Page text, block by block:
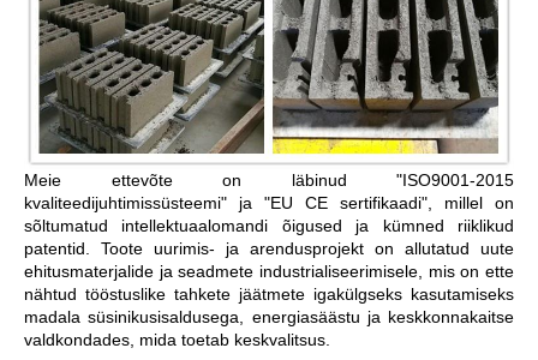
Meie ettevõte on läbinud "ISO9001-2015
kvaliteedijuhtimissüsteemi" ja "EU CE sertifikaadi", millel on
sõltumatud intellektuaalomandi õigused ja kümned riiklikud
patentid. Toote uurimis- ja arendusprojekt on allutatud uute
ehitusmaterjalide ja seadmete industrialiseerimisele, mis on ette
nähtud tööstuslike tahkete jäätmete igakülgseks kasutamiseks
madala süsinikusisaldusega, energiasäästu ja keskkonnakaitse
valdkondades, mida toetab keskvalitsus.